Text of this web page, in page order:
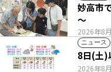
2026年8
妙高市
～
ニュース
2026年8